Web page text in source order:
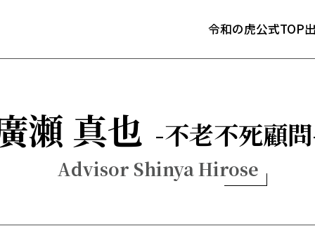
令和の虎公式TOP
瀬 真也 不老不死顧問
Advisor Shinya Hirose